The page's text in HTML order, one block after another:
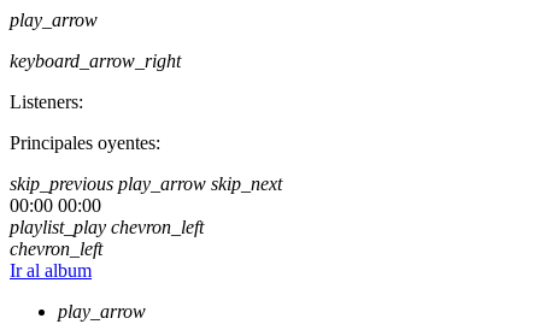
play_arrow
keyboard_arrow_right
Listeners:
Principales oyentes:
skip_previous play_arrow skip_next
00:00 00:00
playlist_play chevron_left
chevron_left
Ir al album
play_arrow